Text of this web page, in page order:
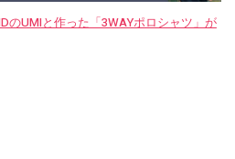
のUMIと作った「3WAYポロシャツ」が